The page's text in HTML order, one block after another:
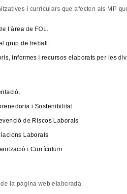
i curriculars que afecten als MP
l’àrea de FOL.
grup de treball.
informes i recursos elaborats per les
i Sostenibilitat
de Riscos Laborals
Laborals
i Currículum
la pàgina web elaborada.